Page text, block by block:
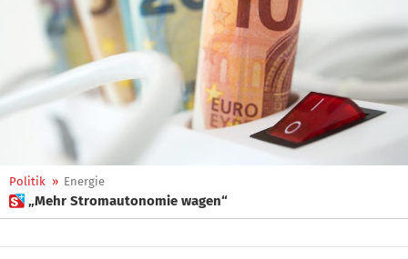
Politik » Energie
 „Mehr Stromautonomie wagen“